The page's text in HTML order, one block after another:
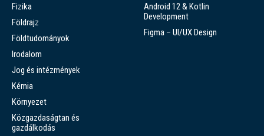
Fizika
Földrajz
Földtudományok
Irodalom
Jog és intézmények
Kémia
Környezet
Közgazdaságtan és
gazdálkodás
Android 12 & Kotlin
Development
Figma – UI/UX Design